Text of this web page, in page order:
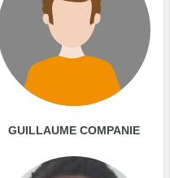
GUILLAUME COMPANIE